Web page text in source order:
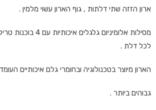
ארון הזזה שתי דלתות , גוף הארון עשוי מלמין .
לכל דלת .
הארון מיוצר בטכנולוגיה ובחומרי גלם איכותיים
גבוהים ביותר .